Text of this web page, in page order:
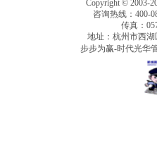
Copyright © 2003-
咨询热线：400-
传真：
地址：杭州市西
步步为赢-时代光华